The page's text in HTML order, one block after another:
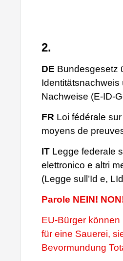
2.
DE Bundesgesetz
Nachweise (E-ID-
FR Loi fédérale sur
moyens de
IT Legge federale
elettronico e altri
(Legge sull’Id e,
Parole NEIN!
EU-Bürger
für eine Sauerei,
Bevormundung